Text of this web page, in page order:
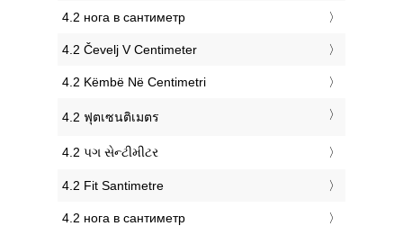
‎4.2 нога в сантиметр
‎4.2 Čevelj V Centimeter
‎4.2 Këmbë Në Centimetri
‎4.2 ฟุตเซนติเมตร
‎4.2 પગ સેન્ટીમીટર
‎4.2 Fit Santimetre
‎4.2 нога в сантиметр